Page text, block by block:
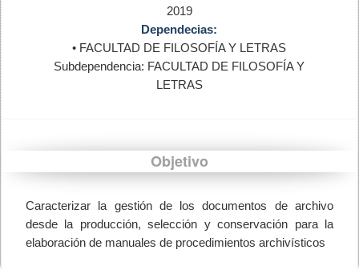
2019
Dependecias:
• FACULTAD DE FILOSOFÍA Y LETRAS
Subdependencia: FACULTAD DE FILOSOFÍA Y
LETRAS
Objetivo
Caracterizar la gestión de los documentos de archivo
desde la producción, selección y conservación para la
elaboración de manuales de procedimientos archivísticos